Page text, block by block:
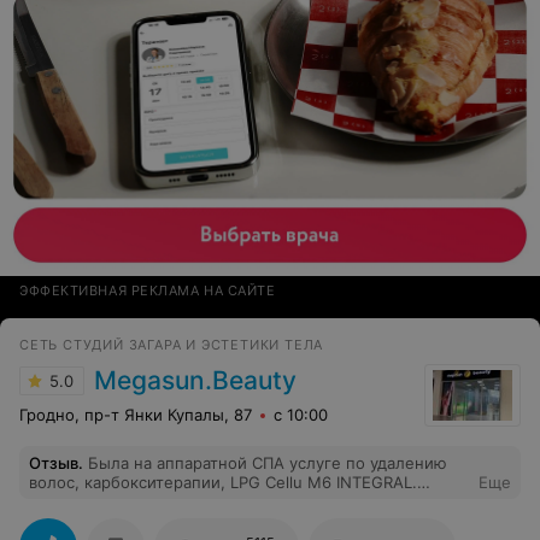
ЭФФЕКТИВНАЯ РЕКЛАМА НА САЙТЕ
СЕТЬ СТУДИЙ ЗАГАРА И ЭСТЕТИКИ ТЕЛА
5.0 Megasun.Beauty
Гродно, пр-т Янки Купалы, 87 с 10:00
Отзыв. Была на аппаратной СПА услуге по удалению
волос, карбокситерапии, LPG Cellu M6 INTEGRAL.
вежливый персонал.
Еще